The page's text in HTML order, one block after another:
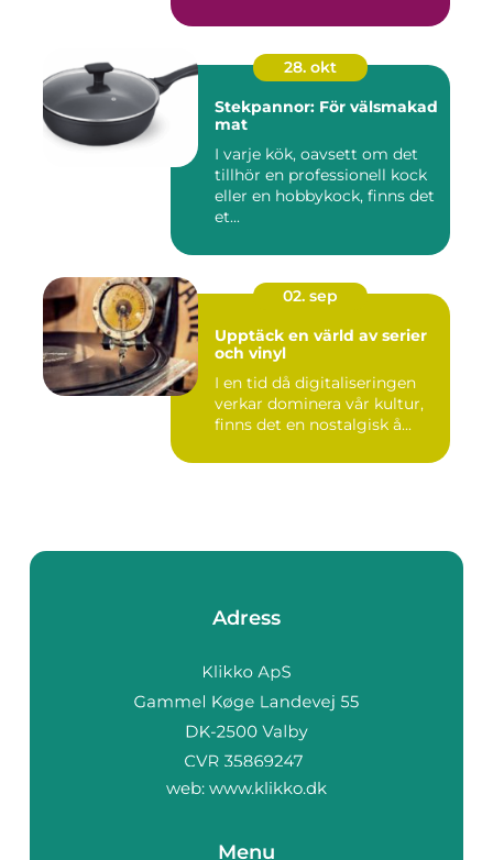
28. okt
Stekpannor: För välsmakad
mat
I varje kök, oavsett om det
tillhör en professionell kock
eller en hobbykock, finns det
et...
02. sep
Upptäck en värld av serier
och vinyl
I en tid då digitaliseringen
verkar dominera vår kultur,
finns det en nostalgisk å...
Adress
web: www.klikko.dk
Menu